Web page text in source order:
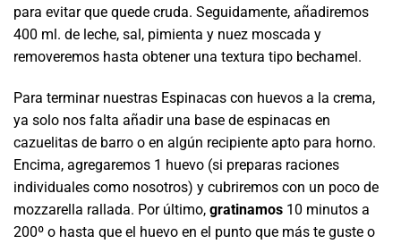
para evitar que quede cruda. Seguidamente, añadiremos
400 ml. de leche, sal, pimienta y nuez moscada y
removeremos hasta obtener una textura tipo bechamel.
Para terminar nuestras Espinacas con huevos a la crema,
ya solo nos falta añadir una base de espinacas en
cazuelitas de barro o en algún recipiente apto para horno.
Encima, agregaremos 1 huevo (si preparas raciones
individuales como nosotros) y cubriremos con un poco de
mozzarella rallada. Por último, gratinamos 10 minutos a
200º o hasta que el huevo en el punto que más te guste o